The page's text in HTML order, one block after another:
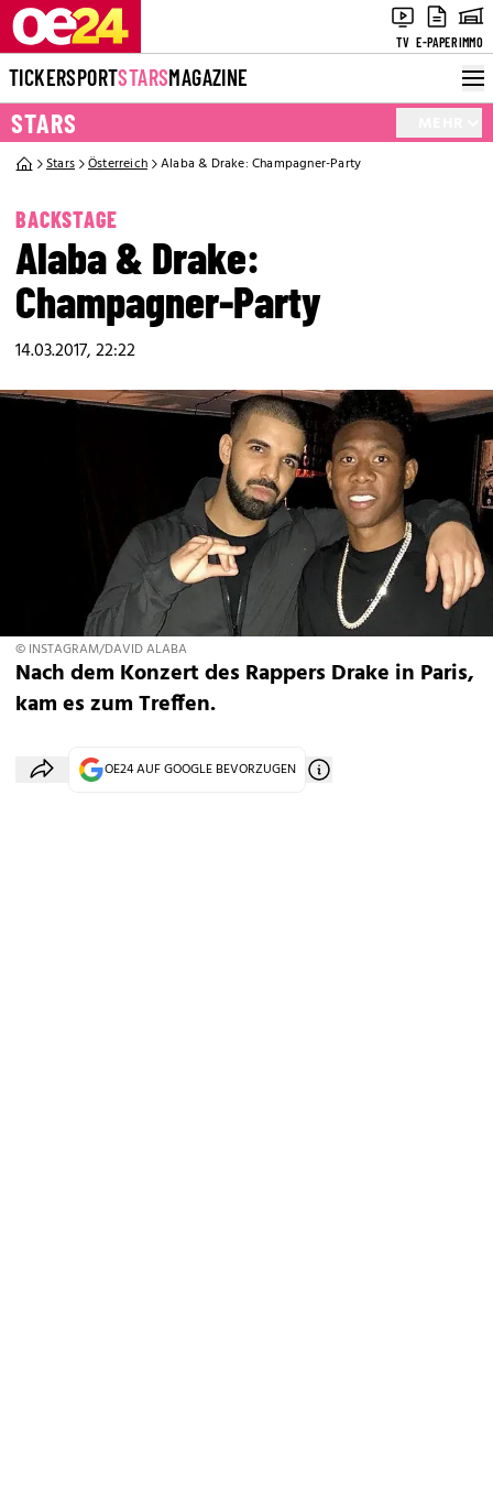
TV E-PAPERIMMO
TICKERSPORTSTARSMAGAZINE
STARS
Stars Österreich Alaba & Drake: Champagner-Party
BACKSTAGE
Alaba & Drake:
Champagner-Party
14.03.2017, 22:22
© INSTAGRAM/DAVID ALABA
Nach dem Konzert des Rappers Drake in Paris,
kam es zum Treffen.
OE24 AUF GOOGLE BEVORZUGEN